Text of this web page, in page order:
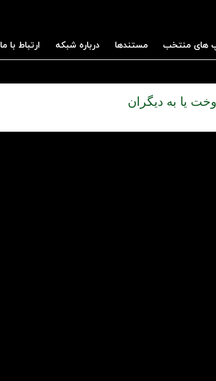
های منتخب مستندها درباره شبکه ارتباط با ما
یا به دیگران